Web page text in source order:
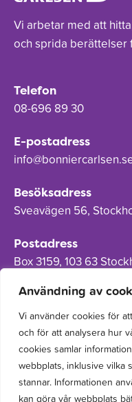
Användning av
Vi använder cookies för
och för att analysera hur
cookies samlar
webbplats, inklusive vilka
stannar. Informationen
kan göra vår webbplats
Vi arbetar med att
och sprida berättelser
Telefon
08-696 89 30
E-postadress
Besöksadress
Sveavägen 56,
Postadress
Box 3159, 103 63
Om